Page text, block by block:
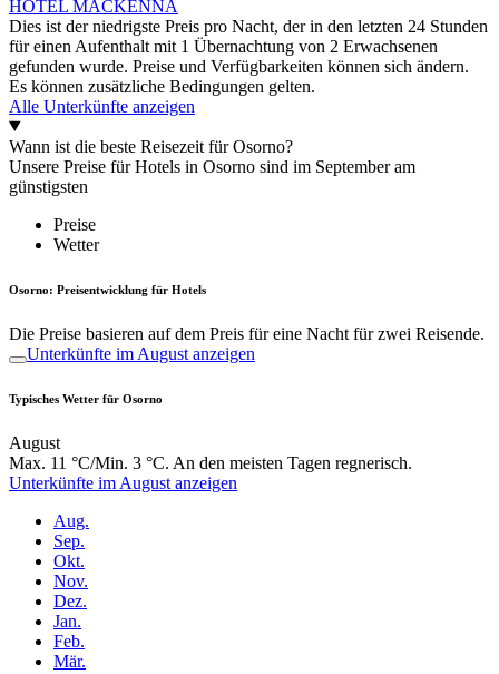
HOTEL MACKENNA
Dies ist der niedrigste Preis pro Nacht, der in den letzten 24 Stunden
für einen Aufenthalt mit 1 Übernachtung von 2 Erwachsenen
gefunden wurde. Preise und Verfügbarkeiten können sich ändern.
Es können zusätzliche Bedingungen gelten.
Alle Unterkünfte anzeigen
Wann ist die beste Reisezeit für Osorno?
Unsere Preise für Hotels in Osorno sind im September am
günstigsten
Preise
Wetter
Osorno: Preisentwicklung für Hotels
Die Preise basieren auf dem Preis für eine Nacht für zwei Reisende.
Unterkünfte im August anzeigen
Typisches Wetter für Osorno
August
Max. 11 °C/Min. 3 °C. An den meisten Tagen regnerisch.
Unterkünfte im August anzeigen
Aug.
Sep.
Okt.
Nov.
Dez.
Jan.
Feb.
Mär.